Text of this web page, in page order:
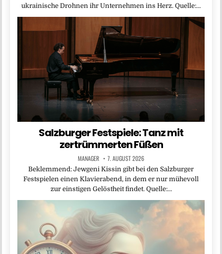
ukrainische Drohnen ihr Unternehmen ins Herz. Quelle:…
Salzburger Festspiele: Tanz mit
zertrümmerten Füßen
MANAGER 7. AUGUST 2026
Beklemmend: Jewgeni Kissin gibt bei den Salzburger
Festspielen einen Klavierabend, in dem er nur mühevoll
zur einstigen Gelöstheit findet. Quelle:…